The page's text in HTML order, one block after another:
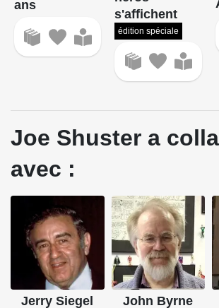
ans
s'affichent
édition spéciale
Joe Shuster a
avec :
Jerry Siegel John Byrne